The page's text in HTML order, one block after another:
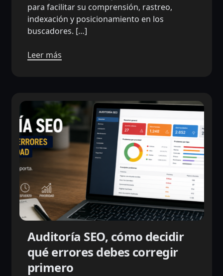
para facilitar su comprensión, rastreo,
indexación y posicionamiento en los
buscadores. […]
Leer más
Auditoría SEO, cómo decidir
qué errores debes corregir
primero